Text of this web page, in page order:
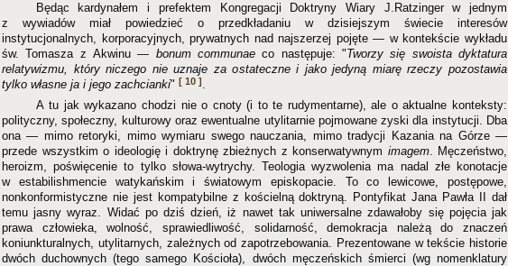
Będąc kardynałem i prefektem Kongregacji Doktryny Wiary J.Ratzinger w jednym
z wywiadów miał powiedzieć o przedkładaniu w dzisiejszym świecie interesów
instytucjonalnych, korporacyjnych, prywatnych nad najszerzej pojęte — w kontekście wykładu
św. Tomasza z Akwinu — bonum communae co następuje: "Tworzy się swoista dyktatura
relatywizmu, który niczego nie uznaje za ostateczne i jako jedyną miarę rzeczy pozostawia
tylko własne ja i jego zachcianki" [ 10 ] .
A tu jak wykazano chodzi nie o cnoty (i to te rudymentarne), ale o aktualne konteksty:
polityczny, społeczny, kulturowy oraz ewentualne utylitarnie pojmowane zyski dla instytucji. Dba
ona — mimo retoryki, mimo wymiaru swego nauczania, mimo tradycji Kazania na Górze —
przede wszystkim o ideologię i doktrynę zbieżnych z konserwatywnym imagem. Męczeństwo,
heroizm, poświęcenie to tylko słowa-wytrychy. Teologia wyzwolenia ma nadal złe konotacje
w estabilishmencie watykańskim i światowym episkopacie. To co lewicowe, postępowe,
nonkonformistyczne nie jest kompatybilne z kościelną doktryną. Pontyfikat Jana Pawła II dał
temu jasny wyraz. Widać po dziś dzień, iż nawet tak uniwersalne zdawałoby się pojęcia jak
prawa człowieka, wolność, sprawiedliwość, solidarność, demokracja należą do znaczeń
koniunkturalnych, utylitarnych, zależnych od zapotrzebowania. Prezentowane w tekście historie
dwóch duchownych (tego samego Kościoła), dwóch męczeńskich śmierci (wg nomenklatury